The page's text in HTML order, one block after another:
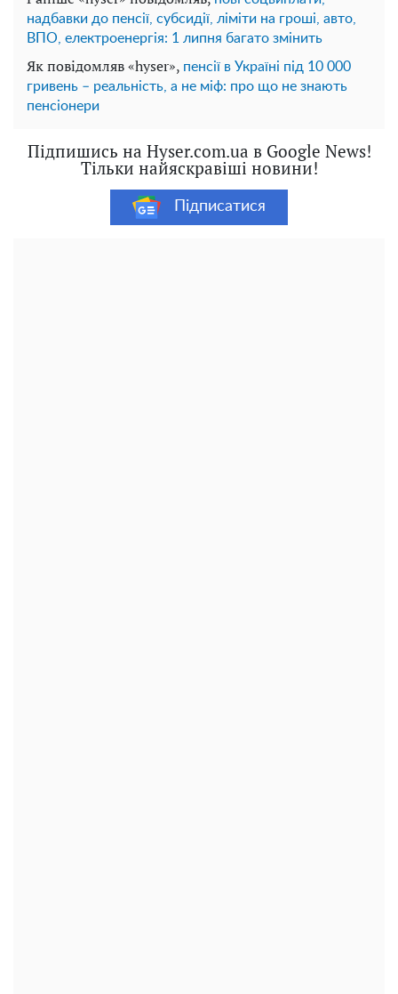
надбавки до пенсії, субсидії, ліміти на гроші, авто,
ВПО, електроенергія: 1 липня багато змінить
Як повідомляв «hyser», пенсії в Україні під 10 000
гривень – реальність, а не міф: про що не знають
пенсіонери
Підпишись на Hyser.com.ua в Google News!
Тільки найяскравіші новини!
Підписатися